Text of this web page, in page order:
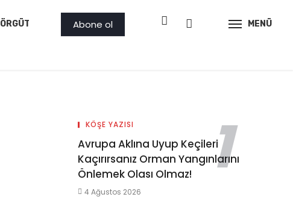
ÖRGÜTLER PROJE AMBAR GÖRSEL
Abone ol MENÜ
KÖŞE YAZISI
Avrupa Aklına Uyup Keçileri
Kaçırırsanız Orman Yangınlarını
Önlemek Olası Olmaz!
4 Ağustos 2026